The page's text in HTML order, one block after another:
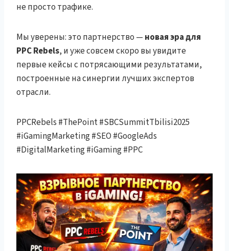
не просто трафике.
Мы уверены: это партнерство — новая эра для
PPC Rebels, и уже совсем скоро вы увидите
первые кейсы с потрясающими результатами,
построенные на синергии лучших экспертов
отрасли.
PPCRebels #ThePoint #SBCSummitTbilisi2025
#iGamingMarketing #SEO #GoogleAds
#DigitalMarketing #iGaming #PPC